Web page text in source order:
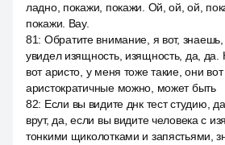
ладно, покажи, покажи. Ой, ой, ой,
покажи. Вау.
81: Обратите внимание, я вот, знаешь,
увидел изящность, изящность, да, да.
вот аристо, у меня тоже такие, они вот
аристократичные можно, может быть
82: Если вы видите днк тест студию,
врут, да, если вы видите человека с
тонкими щиколотками и запястьями,